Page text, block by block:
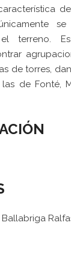
se
terreno.
de torres,
de Fonté,